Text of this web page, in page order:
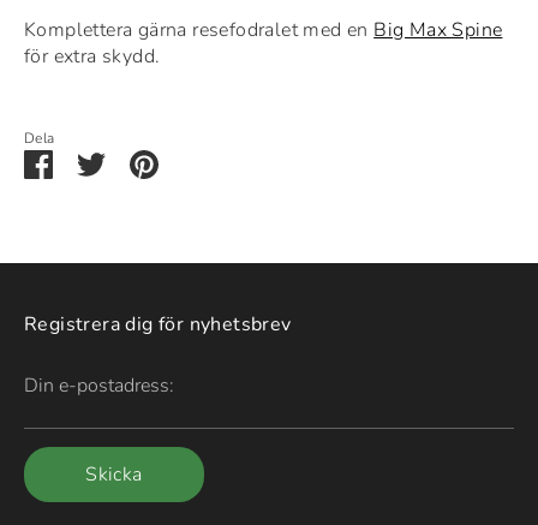
Komplettera gärna resefodralet med en Big Max Spine
för extra skydd.
Dela
Dela Dela Pin
Registrera dig för nyhetsbrev
Din e-postadress:
Skicka